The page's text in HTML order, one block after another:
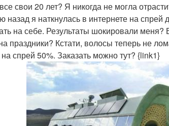
свои 20 лет? Я никогда не могла
я наткнулась в интернете на спрей
на себе. Результаты шокировали
праздники? Кстати, волосы теперь не
на спрей 50%. Заказать можно тут? {link1}